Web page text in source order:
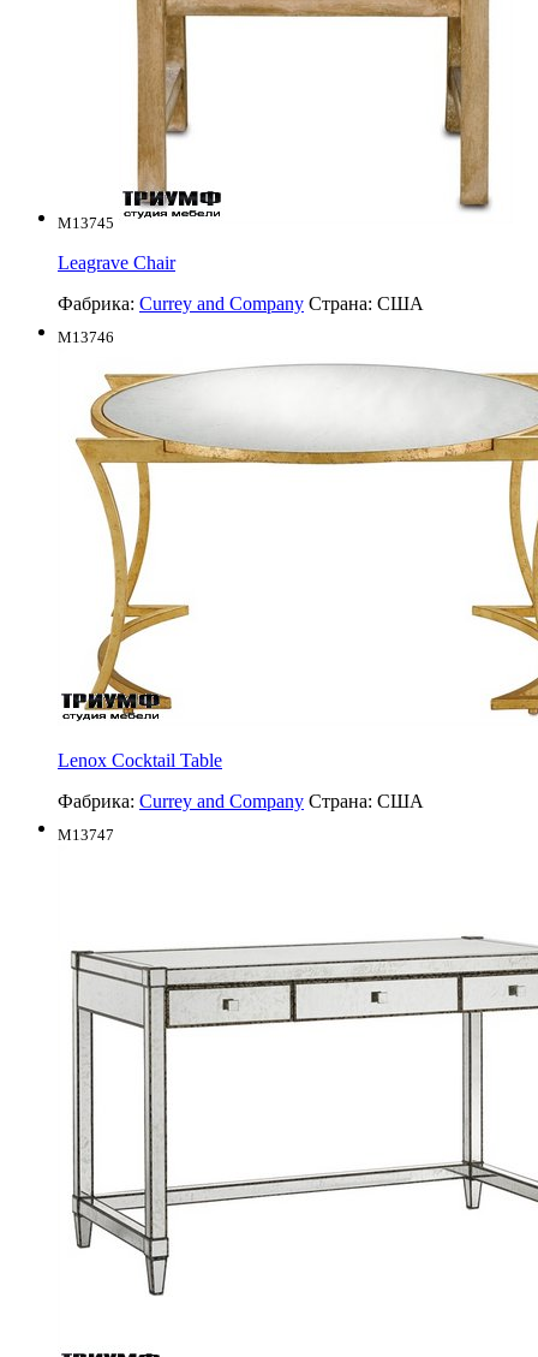
M13745
Leagrave Chair
Фабрика: Currey and Company Страна: США
M13746
Lenox Cocktail Table
Фабрика: Currey and Company Страна: США
M13747